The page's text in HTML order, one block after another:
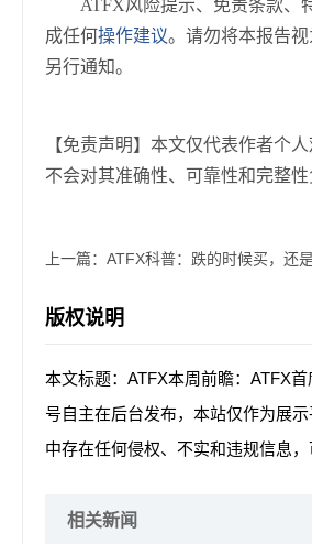
ATFX风险提示、免责条款、
成任何操作建议。请勿将本报告
另行通知。
【免责声明】本文仅代表作者个
不会对其准确性、可靠性和完整
上一篇： ATFX科普：跌的时候买，还
版权说明
本文标题：ATFX本周前瞻：ATFX
号自主在后台发布，本站仅作为展
中存在任何侵权、不实和违规信息
相关新闻